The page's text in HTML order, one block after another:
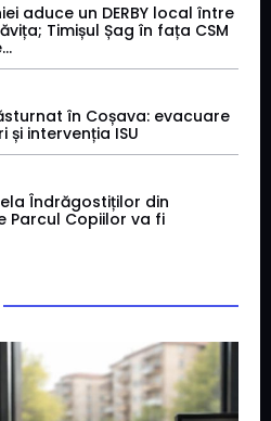
aduce un DERBY local între
Timișul Șag în fața CSM
în Coșava: evacuare
și intervenția ISU
Îndrăgostiților din
Parcul Copiilor va fi